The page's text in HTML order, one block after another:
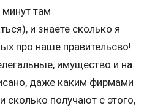
там
и знаете сколько я
про наше правительсво!
имущество и на
даже каким фирмами
сколько получают с этого,